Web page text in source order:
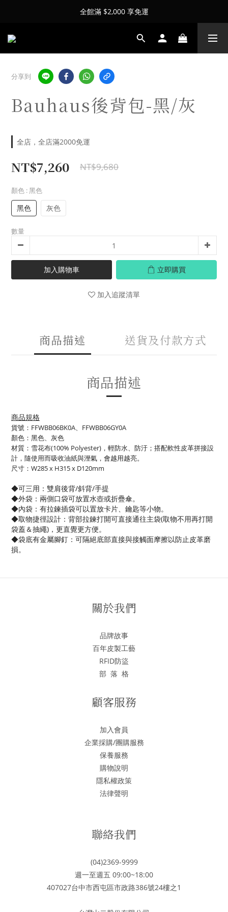
全館滿 $2,000 享免運
分享到
Bauhaus後背包-黑/灰
全店，全店滿2000免運
NT$7,260 NT$9,680
顏色 : 黑色
黑色 灰色
數量
加入購物車 立即購買
加入追蹤清單
商品描述 送貨及付款方式
商品描述
商品規格
貨號：FFWBB06BK0A、FFWBB06GY0A
顏色：黑色、灰色
材質：雪花布(100% Polyester)，輕防水、防汙；搭配軟性皮革拼接設
計，隨使用而吸收油紙與溼氣，會越用越亮。
尺寸：W285 x H315 x D120mm
◆可三用：雙肩後背/斜背/手提
◆外袋：兩側口袋可放置水壺或折疊傘。
◆內袋：有拉鍊插袋可以置放卡片、鑰匙等小物。
◆取物捷徑設計：背部拉鍊打開可直接通往主袋(取物不用再打開
袋蓋＆抽繩)，更直覺更方便。
◆袋底有金屬腳釘：可隔絕底部直接與接觸面摩擦以防止皮革磨
損。
關於我們
品牌故事
百年皮製工藝
RFID防盜
部 落 格
顧客服務
加入會員
企業採購/團購服務
保養服務
購物說明
隱私權政策
法律聲明
聯絡我們
(04)2369-9999
週一至週五 09:00~18:00
407027台中市西屯區市政路386號24樓之1